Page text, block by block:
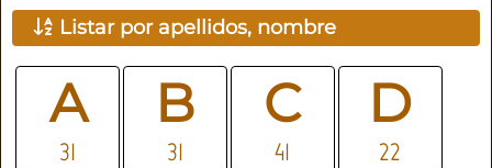
Listar por apellidos, nombre
A
31
B
31
C
41
D
22